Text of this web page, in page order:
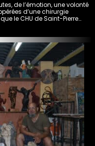
de l’émotion, une volonté
d’une chirurgie
le CHU de Saint-Pierre…